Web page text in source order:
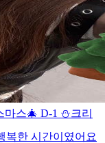
마스🎄 D-1 ⛄️크리
복한 시간이였어요